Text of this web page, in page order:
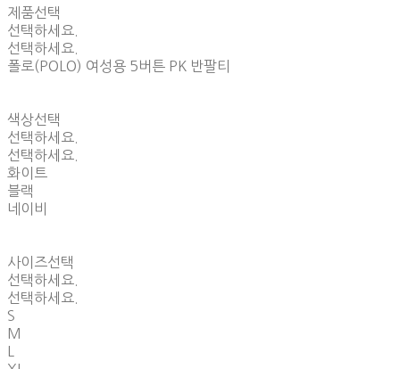
제품선택
선택하세요.
선택하세요.
폴로(POLO) 여성용 5버튼 PK 반팔티
색상선택
선택하세요.
선택하세요.
화이트
블랙
네이비
사이즈선택
선택하세요.
선택하세요.
S
M